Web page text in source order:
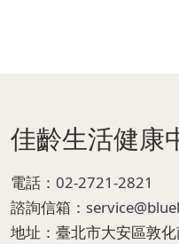
佳齡生活健康
電話： 02-2721-2821
諮詢信箱：
地址： 臺北市大安區敦